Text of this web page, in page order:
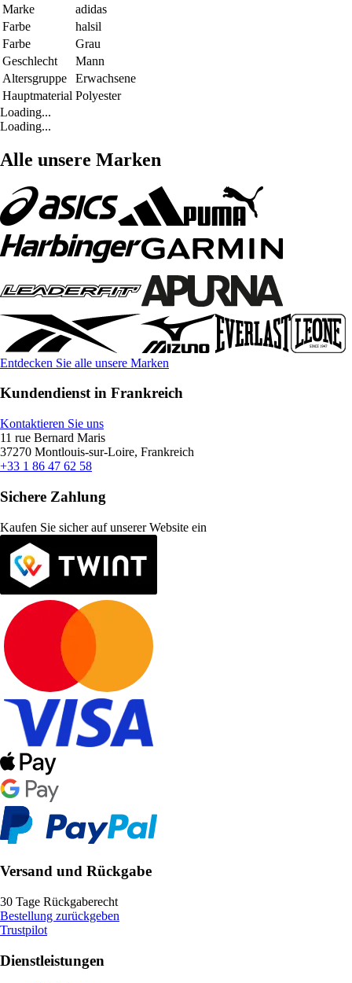
Marke
adidas
Farbe
halsil
Farbe
Grau
Geschlecht
Mann
Altersgruppe
Erwachsene
Hauptmaterial Polyester
Loading...
Loading...
Alle unsere Marken
Entdecken Sie alle unsere Marken
Kundendienst in Frankreich
Kontaktieren Sie uns
11 rue Bernard Maris
37270 Montlouis-sur-Loire, Frankreich
+33 1 86 47 62 58
Sichere Zahlung
Kaufen Sie sicher auf unserer Website ein
Versand und Rückgabe
30 Tage Rückgaberecht
Bestellung zurückgeben
Trustpilot
Dienstleistungen